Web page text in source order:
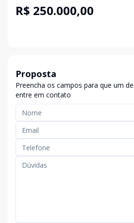
R$ 250.000,00
Proposta
Preencha os campos para que um
entre em contato